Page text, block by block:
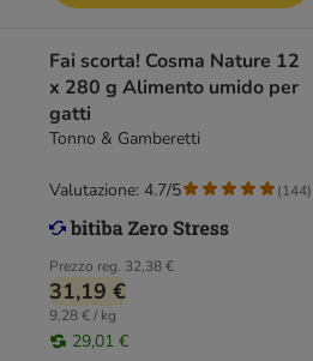
Fai scorta! Cosma Nature 12
x 280 g Alimento umido per
gatti
Tonno & Gamberetti
Prezzo reg. 32,38 €
31,19 €
9,28 € / kg
29,01 €
Valutazione: 4.7/5 (144)